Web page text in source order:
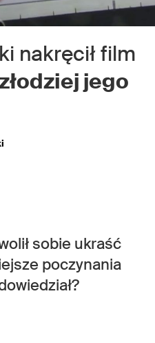
nakręcił film
jego
sobie ukraść
poczynania